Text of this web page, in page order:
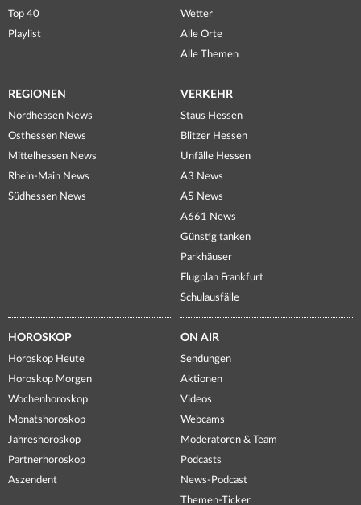
Top 40
Playlist
Wetter
Alle Orte
Alle Themen
REGIONEN
Nordhessen News
Osthessen News
Mittelhessen News
Rhein-Main News
Südhessen News
VERKEHR
Staus Hessen
Blitzer Hessen
Unfälle Hessen
A3 News
A5 News
A661 News
Günstig tanken
Parkhäuser
Flugplan Frankfurt
Schulausfälle
HOROSKOP
Horoskop Heute
Horoskop Morgen
Wochenhoroskop
Monatshoroskop
Jahreshoroskop
Partnerhoroskop
Aszendent
ON AIR
Sendungen
Aktionen
Videos
Webcams
Moderatoren & Team
Podcasts
News-Podcast
Themen-Ticker